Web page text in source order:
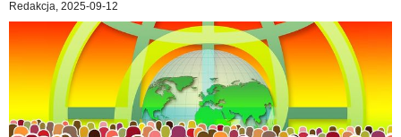
ARTYKUŁY
Szczególnie polecamy
Użyteczne porady
Szlachetne zdrowie
DLA BLISKICH
ZGŁOŚ OFERTĘ
O NAS
Redakcja, 2025-09-12